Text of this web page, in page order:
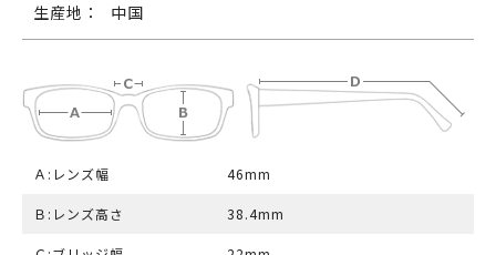
生産地： 中国
Ａ:レンズ幅 46mm
Ｂ:レンズ高さ 38.4mm